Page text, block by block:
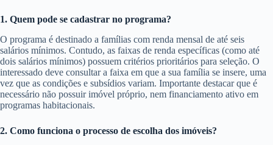
1. Quem pode se cadastrar no programa?
O programa é destinado a famílias com renda mensal de até seis
salários mínimos. Contudo, as faixas de renda específicas (como até
dois salários mínimos) possuem critérios prioritários para seleção. O
interessado deve consultar a faixa em que a sua família se insere, uma
vez que as condições e subsídios variam. Importante destacar que é
necessário não possuir imóvel próprio, nem financiamento ativo em
programas habitacionais.
2. Como funciona o processo de escolha dos imóveis?